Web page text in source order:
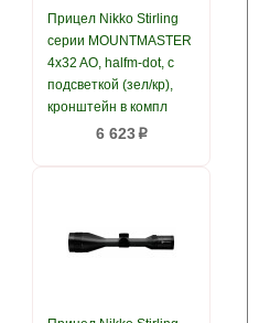
Прицел Nikko Stirling
серии MOUNTMASTER
4x32 AO, halfm-dot, с
подсветкой (зел/кр),
кронштейн в компл
6 623p